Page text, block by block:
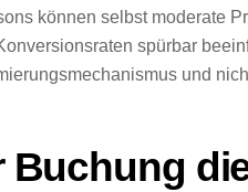
können selbst moderate
spürbar
und
Buchung